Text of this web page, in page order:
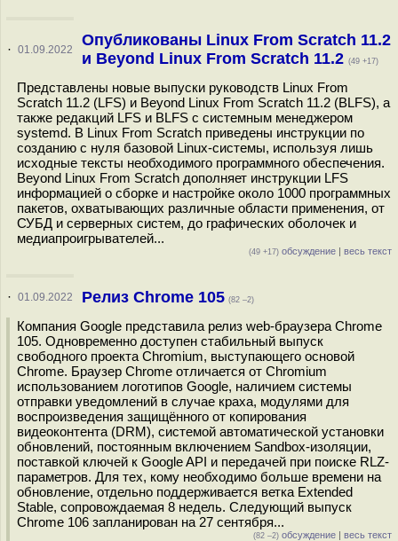
· 01.09.2022
Опубликованы Linux From Scratch 11.2
и Beyond Linux From Scratch 11.2 (49 +17)
Представлены новые выпуски руководств Linux From
Scratch 11.2 (LFS) и Beyond Linux From Scratch 11.2 (BLFS), а
также редакций LFS и BLFS с системным менеджером
systemd. В Linux From Scratch приведены инструкции по
созданию с нуля базовой Linux-системы, используя лишь
исходные тексты необходимого программного обеспечения.
Beyond Linux From Scratch дополняет инструкции LFS
информацией о сборке и настройке около 1000 программных
пакетов, охватывающих различные области применения, от
СУБД и серверных систем, до графических оболочек и
медиапроигрывателей...
(49 +17) обсуждение | весь текст
· 01.09.2022 Релиз Chrome 105 (82 –2)
Компания Google представила релиз web-браузера Chrome
105. Одновременно доступен стабильный выпуск
свободного проекта Chromium, выступающего основой
Chrome. Браузер Chrome отличается от Chromium
использованием логотипов Google, наличием системы
отправки уведомлений в случае краха, модулями для
воспроизведения защищённого от копирования
видеоконтента (DRM), системой автоматической установки
обновлений, постоянным включением Sandbox-изоляции,
поставкой ключей к Google API и передачей при поиске RLZ-
параметров. Для тех, кому необходимо больше времени на
обновление, отдельно поддерживается ветка Extended
Stable, сопровождаемая 8 недель. Следующий выпуск
Chrome 106 запланирован на 27 сентября...
(82 –2) обсуждение | весь текст